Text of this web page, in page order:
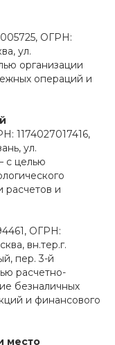
ОГРН:
ул.
организации
операций и
1174027017416,
ул.
с целью
расчетов и
ОГРН:
вн.тер.г.
пер. 3-й
расчетно-
безналичных
и финансового
место